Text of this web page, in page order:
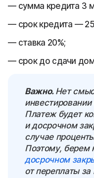
сумма кредита 3
срок кредита —
ставка 20%;
срок до сдачи
Важно. Нет
инвестировании
Платеж будет
и досрочном
случае
Поэтому, берем
досрочном
от переплаты